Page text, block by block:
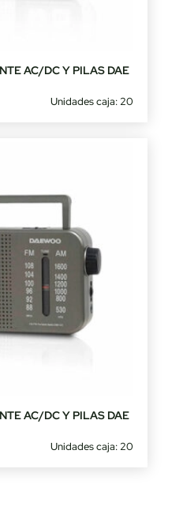
AC/DC Y PILAS DAE
Unidades caja: 20
AC/DC Y PILAS DAE
Unidades caja: 20